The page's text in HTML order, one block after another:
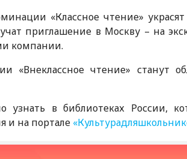
«Классное чтение»
приглашение в Москву – на
компании.
«Внеклассное чтение» станут
в библиотеках России,
и на портале